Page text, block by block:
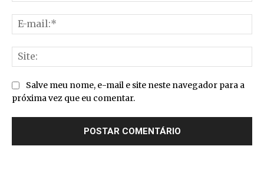
Salve meu nome, e-mail e site neste navegador para a
próxima vez que eu comentar.